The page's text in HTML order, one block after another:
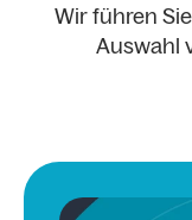
Wir führen
Auswahl